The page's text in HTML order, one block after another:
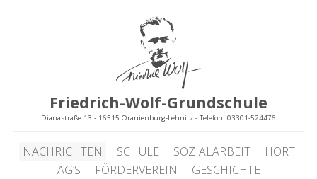
Friedrich-Wolf-Grundschule
Dianastraße 13 - 16515 Oranienburg-Lehnitz - Telefon: 03301-524476
NACHRICHTEN SCHULE SOZIALARBEIT
HORT
AG’S
FÖRDERVEREIN
GESCHICHTE